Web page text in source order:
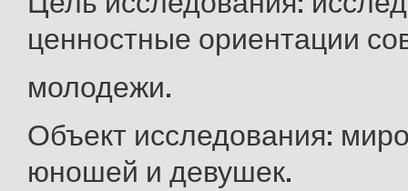
ценностные ориентации
молодежи.
Объект исследования:
юношей и девушек.